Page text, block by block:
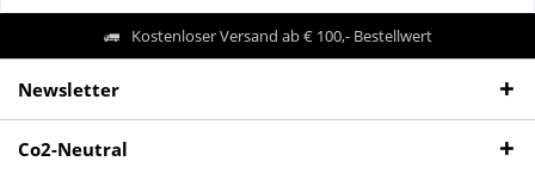
Kostenloser Versand ab € 100,- Bestellwert
Newsletter
Co2-Neutral